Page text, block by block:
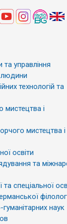
управління
людини
технологій та
мистецтва і
мистецтва і
освіти
та
спеціальної
наук